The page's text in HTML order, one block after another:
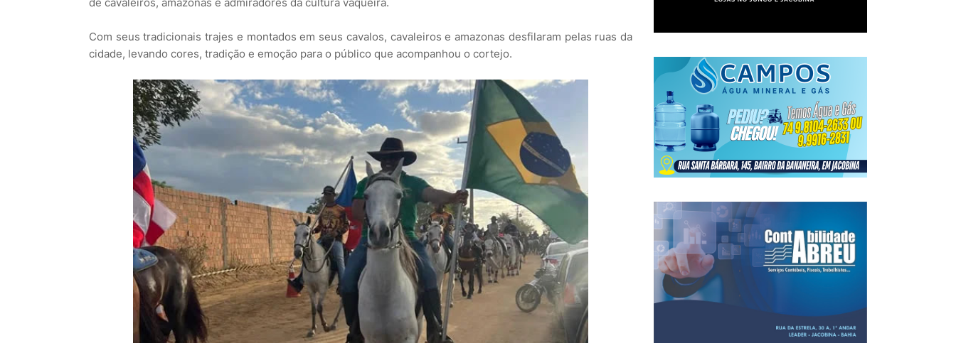
Com seus tradicionais trajes e montados em seus cavalos, cavaleiros e amazonas desfilaram pelas ruas da
cidade, levando cores, tradição e emoção para o público que acompanhou o cortejo.